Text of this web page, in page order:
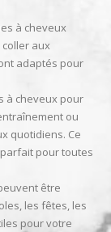
à cheveux
aux
adaptés pour
à cheveux pour
ou
quotidiens. Ce
pour toutes
être
les fêtes, les
pour votre